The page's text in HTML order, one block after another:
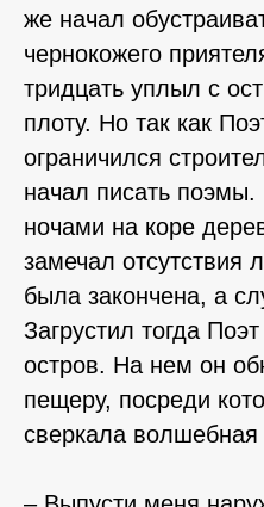
же начал
чернокожего
тридцать уплыл с
плоту. Но так как
ограничился
начал писать
ночами на коре
замечал отсутствия
была закончена, а
Загрустил тогда
остров. На нем он
пещеру, посреди
сверкала волшебная